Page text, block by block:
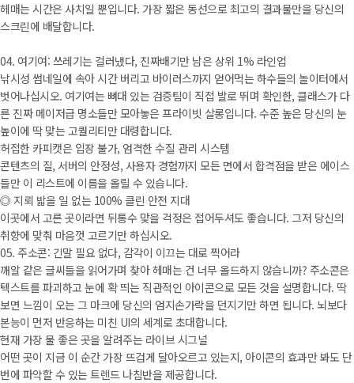
헤매는 시간은 사치일 뿐입니다. 가장 짧은 동선으로 최고의 결과물만을 당신의
스크린에 배달합니다.
04. 여기여: 쓰레기는 걸러냈다, 진짜배기만 남은 상위 1% 라인업
낚시성 썸네일에 속아 시간 버리고 바이러스까지 얻어먹는 하수들의 놀이터에서
벗어나십시오. 여기여는 뼈대 있는 검증팀이 직접 발로 뛰며 확인한, 클래스가 다
른 진짜 메이저급 명소들만 모아놓은 프라이빗 살롱입니다. 수준 높은 당신의 눈
높이에 딱 맞는 고퀄리티만 대령합니다.
허접한 카피캣은 입장 불가, 엄격한 수질 관리 시스템
콘텐츠의 질, 서버의 안정성, 사용자 경험까지 모든 면에서 합격점을 받은 에이스
들만 이 리스트에 이름을 올릴 수 있습니다.
◎ 지뢰 밟을 일 없는 100% 클린 안전 지대
이곳에서 고른 곳이라면 뒤통수 맞을 걱정은 접어두셔도 좋습니다. 그저 당신의
취향에 맞춰 마음껏 고르기만 하십시오.
05. 주소콘: 긴말 필요 없다, 감각이 이끄는 대로 찍어라
깨알 같은 글씨들을 읽어가며 찾아 헤매는 건 너무 올드하지 않습니까? 주소콘은
텍스트를 파괴하고 눈에 확 띄는 직관적인 아이콘으로 모든 것을 설명합니다. 딱
보면 느낌이 오는 그 마크에 당신의 엄지손가락을 던지기만 하면 됩니다. 뇌보다
본능이 먼저 반응하는 미친 UI의 세계로 초대합니다.
현재 가장 물 좋은 곳을 알려주는 라이브 시그널
어떤 곳이 지금 이 순간 가장 뜨겁게 달아오르고 있는지, 아이콘의 효과만 봐도 단
번에 파악할 수 있는 트렌드 나침반을 제공합니다.